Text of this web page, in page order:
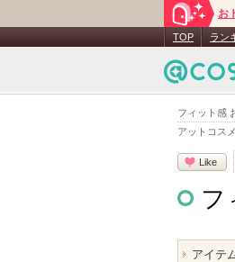
フィット感
アットコスメ
お
TOP ラン
Like
フ
アイテ